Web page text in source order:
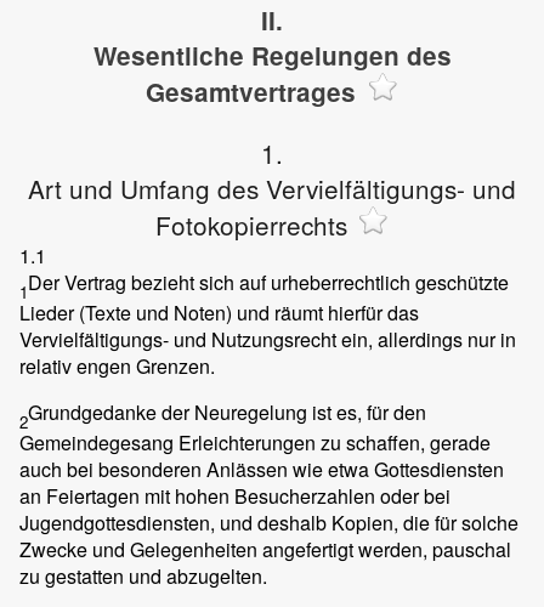
II.
Wesentliche Regelungen des
Gesamtvertrages
1.
Art und Umfang des Vervielfältigungs- und
Fotokopierrechts
1.1
1Der Vertrag bezieht sich auf urheberrechtlich geschützte
Lieder (Texte und Noten) und räumt hierfür das
Vervielfältigungs- und Nutzungsrecht ein, allerdings nur in
relativ engen Grenzen.
2Grundgedanke der Neuregelung ist es, für den
Gemeindegesang Erleichterungen zu schaffen, gerade
auch bei besonderen Anlässen wie etwa Gottesdiensten
an Feiertagen mit hohen Besucherzahlen oder bei
Jugendgottesdiensten, und deshalb Kopien, die für solche
Zwecke und Gelegenheiten angefertigt werden, pauschal
zu gestatten und abzugelten.